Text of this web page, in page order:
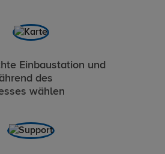
Einbaustation und
des
wählen